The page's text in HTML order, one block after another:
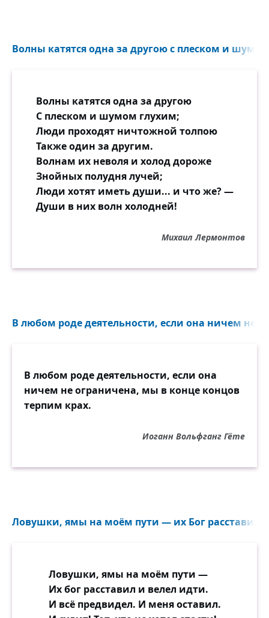
Волны катятся одна за другою с плеском и
Волны катятся одна за другою
С плеском и шумом глухим;
Люди проходят ничтожной толпою
Также один за другим.
Волнам их неволя и холод дороже
Знойных полудня лучей;
Люди хотят иметь души... и что же? —
Души в них волн холодней!
Михаил Лермонтов
В любом роде деятельности, если она ничем не
В любом роде деятельности, если она
ничем не ограничена, мы в конце концов
терпим крах.
Иоганн Вольфганг Гёте
Ловушки, ямы на моём пути — их Бог расставил
Ловушки, ямы на моём пути —
Их бог расставил и велел идти.
И всё предвидел. И меня оставил.